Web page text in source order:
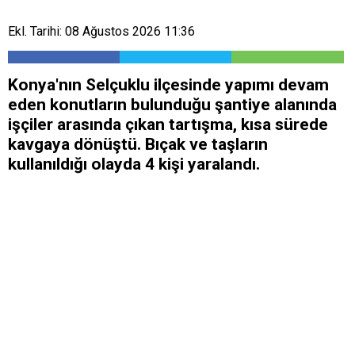
Ekl. Tarihi: 08 Ağustos 2026 11:36
Konya'nın Selçuklu ilçesinde yapımı devam
eden konutların bulunduğu şantiye alanında
işçiler arasında çıkan tartışma, kısa sürede
kavgaya dönüştü. Bıçak ve taşların
kullanıldığı olayda 4 kişi yaralandı.